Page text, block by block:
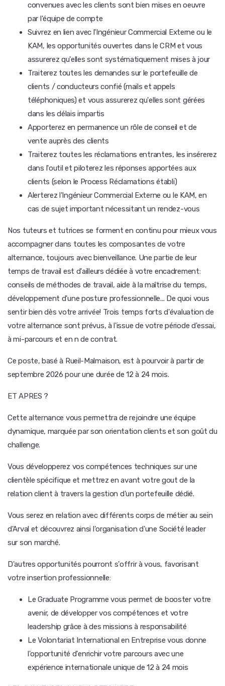
convenues avec les clients sont bien mises en oeuvre
par l'équipe de compte
Suivrez en lien avec l'Ingénieur Commercial Externe ou le
KAM, les opportunités ouvertes dans le CRM et vous
assurerez qu'elles sont systématiquement mises à jour
Traiterez toutes les demandes sur le portefeuille de
clients / conducteurs confié (mails et appels
téléphoniques) et vous assurerez qu'elles sont gérées
dans les délais impartis
Apporterez en permanence un rôle de conseil et de
vente auprès des clients
Traiterez toutes les réclamations entrantes, les insérerez
dans l'outil et piloterez les réponses apportées aux
clients (selon le Process Réclamations établi)
Alerterez l'Ingénieur Commercial Externe ou le KAM, en
cas de sujet important nécessitant un rendez-vous
Nos tuteurs et tutrices se forment en continu pour mieux vous
accompagner dans toutes les composantes de votre
alternance, toujours avec bienveillance. Une partie de leur
temps de travail est d'ailleurs dédiée à votre encadrement:
conseils de méthodes de travail, aide à la maîtrise du temps,
développement d'une posture professionnelle... De quoi vous
sentir bien dès votre arrivée! Trois temps forts d'évaluation de
votre alternance sont prévus, à l'issue de votre période d'essai,
à mi-parcours et en n de contrat.
Ce poste, basé à Rueil-Malmaison, est à pourvoir à partir de
septembre 2026 pour une durée de 12 à 24 mois.
ET APRES ?
Cette alternance vous permettra de rejoindre une équipe
dynamique, marquée par son orientation clients et son goût du
challenge.
Vous développerez vos compétences techniques sur une
clientèle spécifique et mettrez en avant votre gout de la
relation client à travers la gestion d'un portefeuille dédié.
Vous serez en relation avec différents corps de métier au sein
d'Arval et découvrez ainsi l'organisation d'une Société leader
sur son marché.
D'autres opportunités pourront s'offrir à vous, favorisant
votre insertion professionnelle:
Le Graduate Programme vous permet de booster votre
avenir, de développer vos compétences et votre
leadership grâce à des missions à responsabilité
Le Volontariat International en Entreprise vous donne
l'opportunité d'enrichir votre parcours avec une
expérience internationale unique de 12 à 24 mois